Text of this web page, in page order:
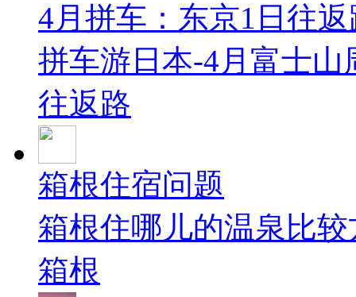
4月拼车：东京1日往
拼车游日本-4月富士
往返路
箱根住宿问题
箱根住哪儿的温泉比
箱根